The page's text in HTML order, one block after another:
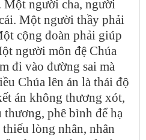
Một người cha, người
Một người thầy phải
cộng đoàn phải giúp
người môn đệ Chúa
đi vào đường sai mà
Chúa lên án là thái độ
án không thương xót,
phê bình để hạ
lòng nhân, nhân